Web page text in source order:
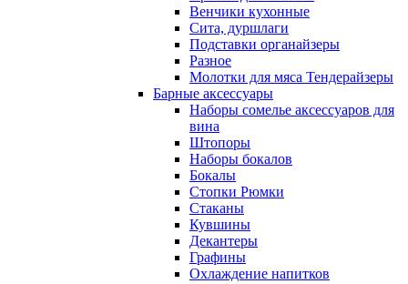
Венчики кухонные
Сита, дуршлаги
Подставки органайзеры
Разное
Молотки для мяса Тендерайзеры
Барные аксессуары
Наборы сомелье аксессуаров для
вина
Штопоры
Наборы бокалов
Бокалы
Стопки Рюмки
Стаканы
Кувшины
Декантеры
Графины
Охлаждение напитков